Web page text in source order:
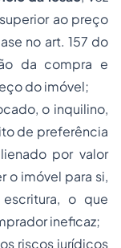
ao preço
no art. 157 do
da compra e
do imóvel;
o inquilino,
de preferência
por valor
o imóvel para si,
o que
ineficaz;
riscos jurídicos